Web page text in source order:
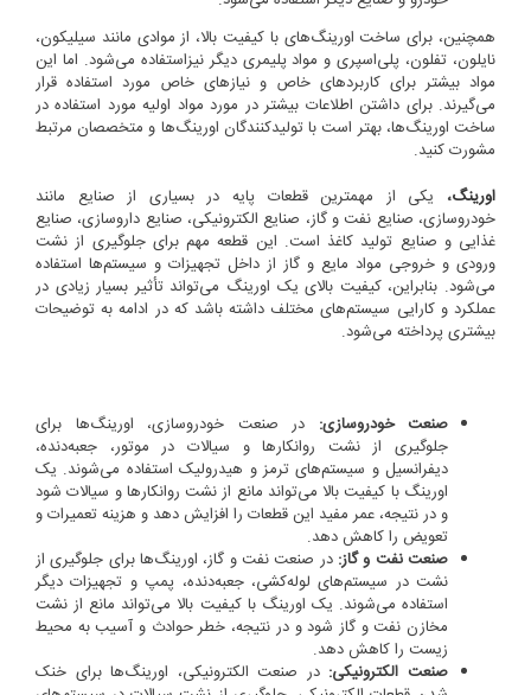
همچنین، برای ساخت اورینگ‌های با کیفیت بالا، از موادی مانند سیلیکون،
نایلون، تفلون، پلی‌اسپری و مواد پلیمری دیگر نیزاستفاده می‌شود. اما این
مواد بیشتر برای کاربردهای خاص و نیازهای خاص مورد استفاده قرار
می‌گیرند. برای داشتن اطلاعات بیشتر در مورد مواد اولیه مورد استفاده در
ساخت اورینگ‌ها، بهتر است با تولیدکنندگان اورینگ‌ها و متخصصان مرتبط
مشورت کنید.
اورینگ، یکی از مهمترین قطعات پایه در بسیاری از صنایع مانند
خودروسازی، صنایع نفت و گاز، صنایع الکترونیکی، صنایع داروسازی، صنایع
غذایی و صنایع تولید کاغذ است. این قطعه مهم برای جلوگیری از نشت
ورودی و خروجی مواد مایع و گاز از داخل تجهیزات و سیستم‌ها استفاده
می‌شود. بنابراین، کیفیت بالای یک اورینگ می‌تواند تأثیر بسیار زیادی در
عملکرد و کارایی سیستم‌های مختلف داشته باشد که در ادامه به توضیحات
بیشتری پرداخته می‌شود.
صنعت خودروسازی: در صنعت خودروسازی، اورینگ‌ها برای
جلوگیری از نشت روانکارها و سیالات در موتور، جعبه‌دنده،
دیفرانسیل و سیستم‌های ترمز و هیدرولیک استفاده می‌شوند. یک
اورینگ با کیفیت بالا می‌تواند مانع از نشت روانکارها و سیالات شود
و در نتیجه، عمر مفید این قطعات را افزایش دهد و هزینه تعمیرات و
تعویض را کاهش دهد.
صنعت نفت و گاز: در صنعت نفت و گاز، اورینگ‌ها برای جلوگیری از
نشت در سیستم‌های لوله‌کشی، جعبه‌دنده، پمپ و تجهیزات دیگر
استفاده می‌شوند. یک اورینگ با کیفیت بالا می‌تواند مانع از نشت
مخازن نفت و گاز شود و در نتیجه، خطر حوادث و آسیب به محیط
زیست را کاهش دهد.
صنعت الکترونیکی: در صنعت الکترونیکی، اورینگ‌ها برای خنک